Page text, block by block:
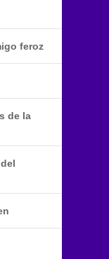
feroz
de la